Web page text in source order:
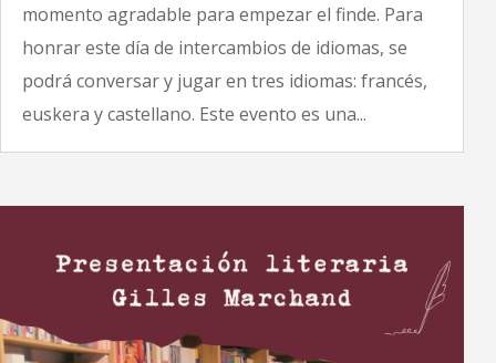
momento agradable para empezar el finde. Para
honrar este día de intercambios de idiomas, se
podrá conversar y jugar en tres idiomas: francés,
euskera y castellano. Este evento es una...